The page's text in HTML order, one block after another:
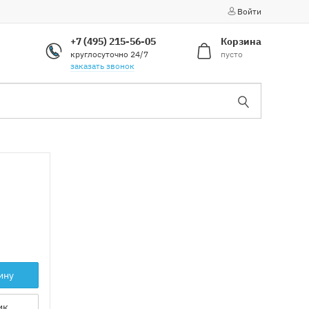
Войти
+7 (495) 215-56-05
круглосуточно 24/7
заказать звонок
Корзина
пусто